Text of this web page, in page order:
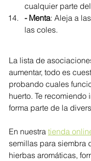
cualquier parte
- Menta: Aleja a
las coles.
La lista de
aumentar, todo es
probando cuales
huerto. Te recomiendo
forma parte de la
En nuestra tienda
semillas para siembra
hierbas aromáticas,